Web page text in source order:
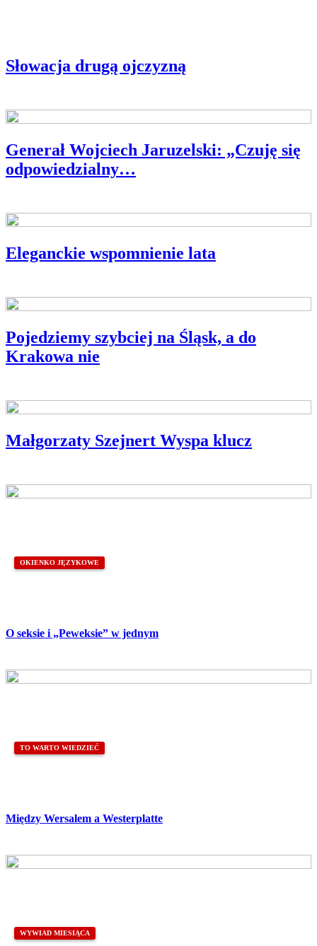
Słowacja drugą ojczyzną
Generał Wojciech Jaruzelski: „Czuję się
odpowiedzialny…
Eleganckie wspomnienie lata
Pojedziemy szybciej na Śląsk, a do
Krakowa nie
Małgorzaty Szejnert Wyspa klucz
OKIENKO JĘZYKOWE
O seksie i „Peweksie” w jednym
TO WARTO WIEDZIEĆ
Między Wersalem a Westerplatte
WYWIAD MIESIĄCA